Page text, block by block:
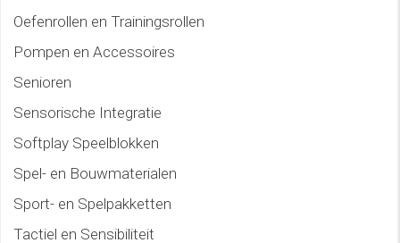
Oefenrollen en Trainingsrollen
Pompen en Accessoires
Senioren
Sensorische Integratie
Softplay Speelblokken
Spel- en Bouwmaterialen
Sport- en Spelpakketten
Tactiel en Sensibiliteit